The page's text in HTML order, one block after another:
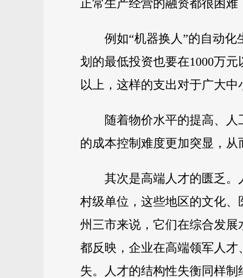
正常生产经营的融资都很困难
例如“机器换人”的自动
划的最低投资也要在1000万
以上，这样的支出对于广大中
随着物价水平的提高、
的成本控制难度更加突显，从
其次是高端人才的匮乏
村级单位，这些地区的文化
州三市来说，它们在综合发
都反映，企业在高端领军人
失。人才的结构性失衡同样制